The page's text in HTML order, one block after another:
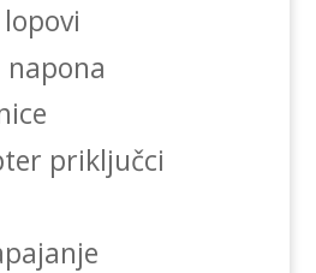
priključci